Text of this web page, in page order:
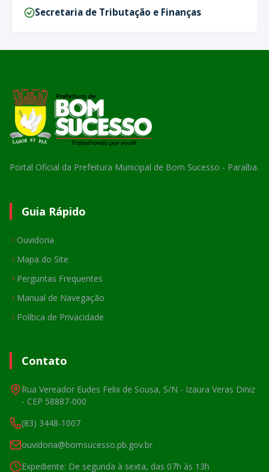
Secretaria de Tributação e Finanças
Portal Oficial da Prefeitura Municipal de Bom Sucesso - Paraíba.
Guia Rápido
Ouvidoria
Mapa do Site
Perguntas Frequentes
Manual de Navegação
Política de Privacidade
Contato
Rua Vereador Eudes Felix de Sousa, S/N - Izaura Veras Diniz
- CEP 58887-000
(83) 3448-1007
ouvidoria@bomsucesso.pb.gov.br
Expediente: De segunda à sexta, das 07h às 13h